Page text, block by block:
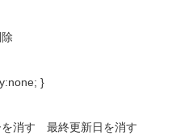
}
を消す 最終更新日を消す